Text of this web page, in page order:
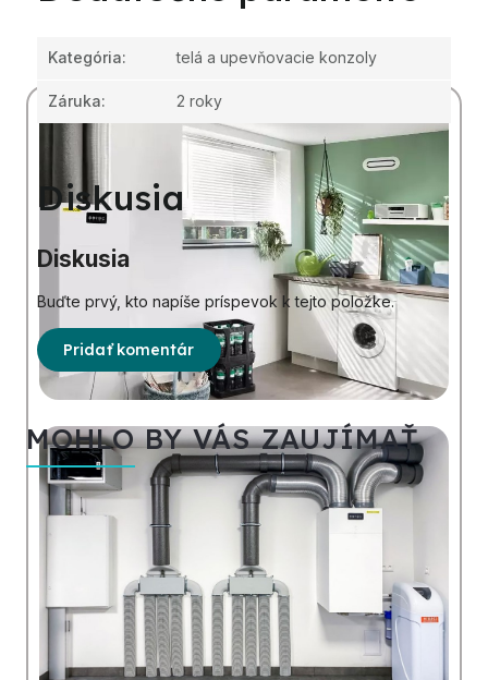
Kategória: telá a upevňovacie konzoly
Záruka: 2 roky
Diskusia
Diskusia
Buďte prvý, kto napíše príspevok k tejto položke.
Pridať komentár
MOHLO BY VÁS ZAUJÍMAŤ